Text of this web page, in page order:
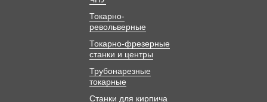
Токарно-
револьверные
Токарно-фрезерные
станки и центры
Трубонарезные
токарные
Станки для кирпича